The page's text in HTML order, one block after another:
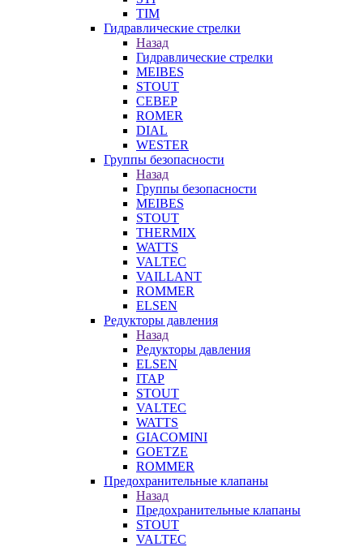
TIM
Гидравлические стрелки
Назад
Гидравлические стрелки
MEIBES
STOUT
СЕВЕР
ROMER
DIAL
WESTER
Группы безопасности
Назад
Группы безопасности
MEIBES
STOUT
THERMIX
WATTS
VALTEC
VAILLANT
ROMMER
ELSEN
Редукторы давления
Назад
Редукторы давления
ELSEN
ITAP
STOUT
VALTEC
WATTS
GIACOMINI
GOETZE
ROMMER
Предохранительные клапаны
Назад
Предохранительные клапаны
STOUT
VALTEC